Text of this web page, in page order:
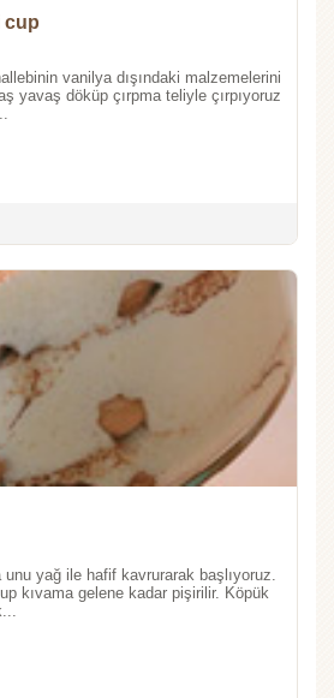
cup
vanilya dışındaki malzemelerini
yavaş döküp çırpma teliyle çırpıyoruz
unu yağ ile hafif kavrurarak başlıyoruz.
kıvama gelene kadar pişirilir. Köpük